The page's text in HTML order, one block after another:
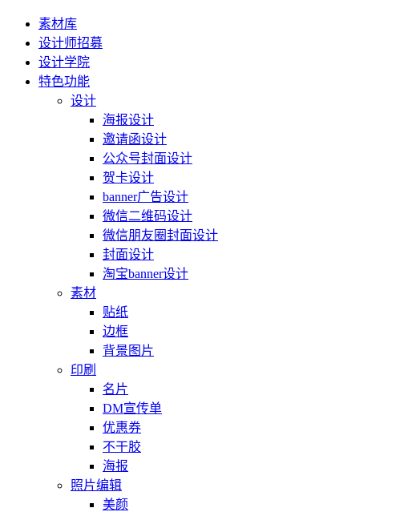
素材库
设计师招募
设计学院
特色功能
设计
海报设计
邀请函设计
公众号封面设计
贺卡设计
banner广告设计
微信二维码设计
微信朋友圈封面设计
封面设计
淘宝banner设计
素材
贴纸
边框
背景图片
印刷
名片
DM宣传单
优惠券
不干胶
海报
照片编辑
美颜